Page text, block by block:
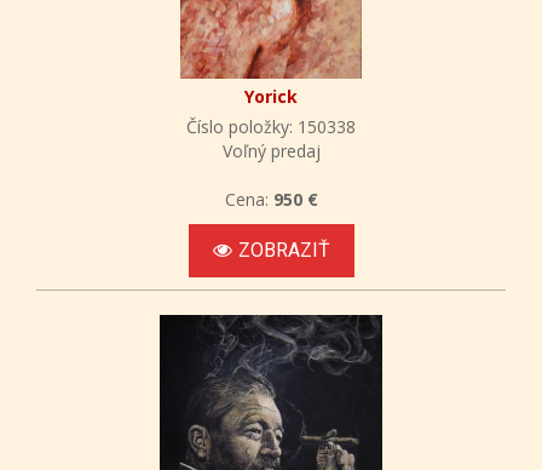
Yorick
Číslo položky: 150338
Voľný predaj
Cena: 950 €
ZOBRAZIŤ